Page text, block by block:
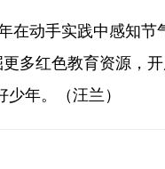
动手实践中感知节
多红色教育资源，
年。（汪兰）